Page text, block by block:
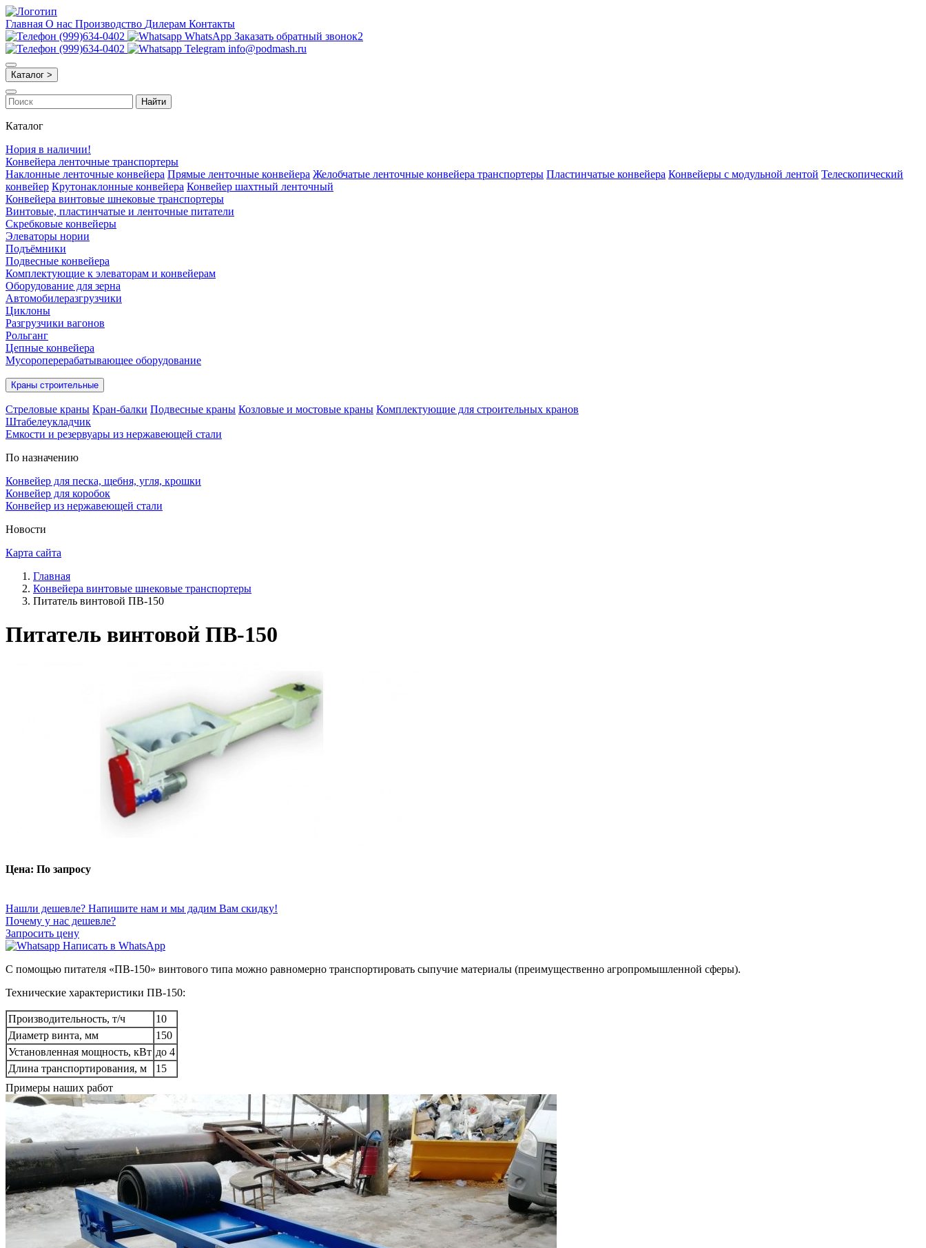
Главная О нас Производство Дилерам Контакты
(999)634-0402
WhatsApp Заказать обратный звонок2
(999)634-0402
Telegram info@podmash.ru
Каталог >
Найти
Каталог
Нория в наличии!
Конвейера ленточные транспортеры
Наклонные ленточные конвейера Прямые ленточные конвейера Желобчатые ленточные конвейера транспортеры Пластинчатые конвейера Конвейеры с модульной лентой Телескопический
конвейер Крутонаклонные конвейера Конвейер шахтный ленточный
Конвейера винтовые шнековые транспортеры
Винтовые, пластинчатые и ленточные питатели
Скребковые конвейеры
Элеваторы нории
Подъёмники
Подвесные конвейера
Комплектующие к элеваторам и конвейерам
Оборудование для зерна
Автомобилеразгрузчики
Циклоны
Разгрузчики вагонов
Рольганг
Цепные конвейера
Мусороперерабатывающее оборудование
Краны строительные
Стреловые краны Кран-балки Подвесные краны Козловые и мостовые краны Комплектующие для строительных кранов
Штабелеукладчик
Емкости и резервуары из нержавеющей стали
По назначению
Конвейер для песка, щебня, угля, крошки
Конвейер для коробок
Конвейер из нержавеющей стали
Новости
Карта сайта
Главная
Конвейера винтовые шнековые транспортеры
Питатель винтовой ПВ-150
Питатель винтовой ПВ-150
Цена: По запросу
Нашли дешевле? Напишите нам и мы дадим Вам скидку!
Почему у нас дешевле?
Запросить цену
Написать в WhatsApp
С помощью питателя «ПВ-150» винтового типа можно равномерно транспортировать сыпучие материалы (преимущественно агропромышленной сферы).
Технические характеристики ПВ-150:
Производительность, т/ч
10
Диаметр винта, мм
150
Установленная мощность, кВт до 4
Длина транспортирования, м
15
Примеры наших работ